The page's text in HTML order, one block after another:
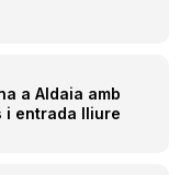
a Aldaia amb
i entrada lliure